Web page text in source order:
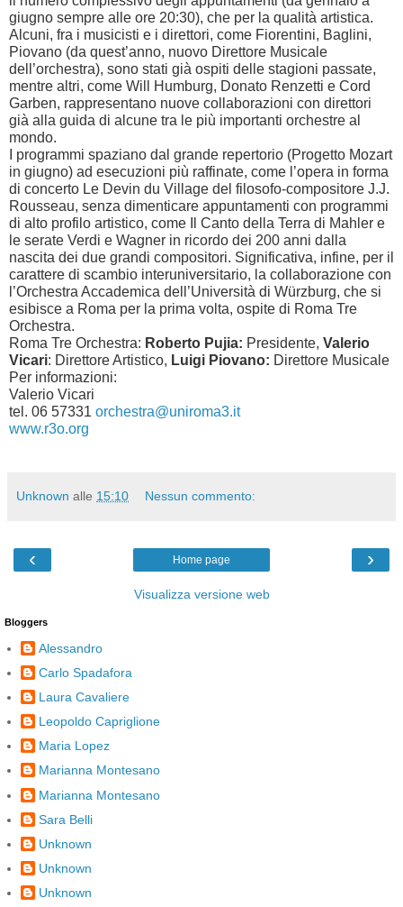
giugno sempre alle ore 20:30), che per la qualità artistica.
Alcuni, fra i musicisti e i direttori, come Fiorentini, Baglini,
Piovano (da quest’anno, nuovo Direttore Musicale
dell’orchestra), sono stati già ospiti delle stagioni passate,
mentre altri, come Will Humburg, Donato Renzetti e Cord
Garben, rappresentano nuove collaborazioni con direttori
già alla guida di alcune tra le più importanti orchestre al
mondo.
I programmi spaziano dal grande repertorio (Progetto Mozart
in giugno) ad esecuzioni più raffinate, come l’opera in forma
di concerto Le Devin du Village del filosofo-compositore J.J.
Rousseau, senza dimenticare appuntamenti con programmi
di alto profilo artistico, come Il Canto della Terra di Mahler e
le serate Verdi e Wagner in ricordo dei 200 anni dalla
nascita dei due grandi compositori. Significativa, infine, per il
carattere di scambio interuniversitario, la collaborazione con
l’Orchestra Accademica dell’Università di Würzburg, che si
esibisce a Roma per la prima volta, ospite di Roma Tre
Orchestra.
Roma Tre Orchestra: Roberto Pujia: Presidente, Valerio
Vicari: Direttore Artistico, Luigi Piovano: Direttore Musicale
Per informazioni:
Valerio Vicari
tel. 06 57331 orchestra@uniroma3.it
www.r3o.org
Unknown alle 15:10 Nessun commento:
‹ ›
Home page
Visualizza versione web
Bloggers
Alessandro
Carlo Spadafora
Laura Cavaliere
Leopoldo Capriglione
Maria Lopez
Marianna Montesano
Marianna Montesano
Sara Belli
Unknown
Unknown
Unknown